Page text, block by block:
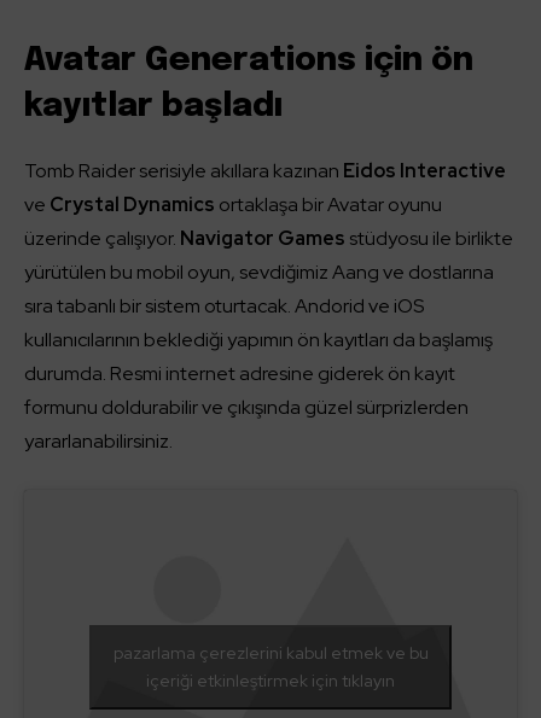
Avatar Generations için ön
kayıtlar başladı
Tomb Raider serisiyle akıllara kazınan Eidos Interactive
ve Crystal Dynamics ortaklaşa bir Avatar oyunu
üzerinde çalışıyor. Navigator Games stüdyosu ile birlikte
yürütülen bu mobil oyun, sevdiğimiz Aang ve dostlarına
sıra tabanlı bir sistem oturtacak. Andorid ve iOS
kullanıcılarının beklediği yapımın ön kayıtları da başlamış
durumda. Resmi internet adresine giderek ön kayıt
formunu doldurabilir ve çıkışında güzel sürprizlerden
yararlanabilirsiniz.
pazarlama çerezlerini kabul etmek ve bu
içeriği etkinleştirmek için tıklayın